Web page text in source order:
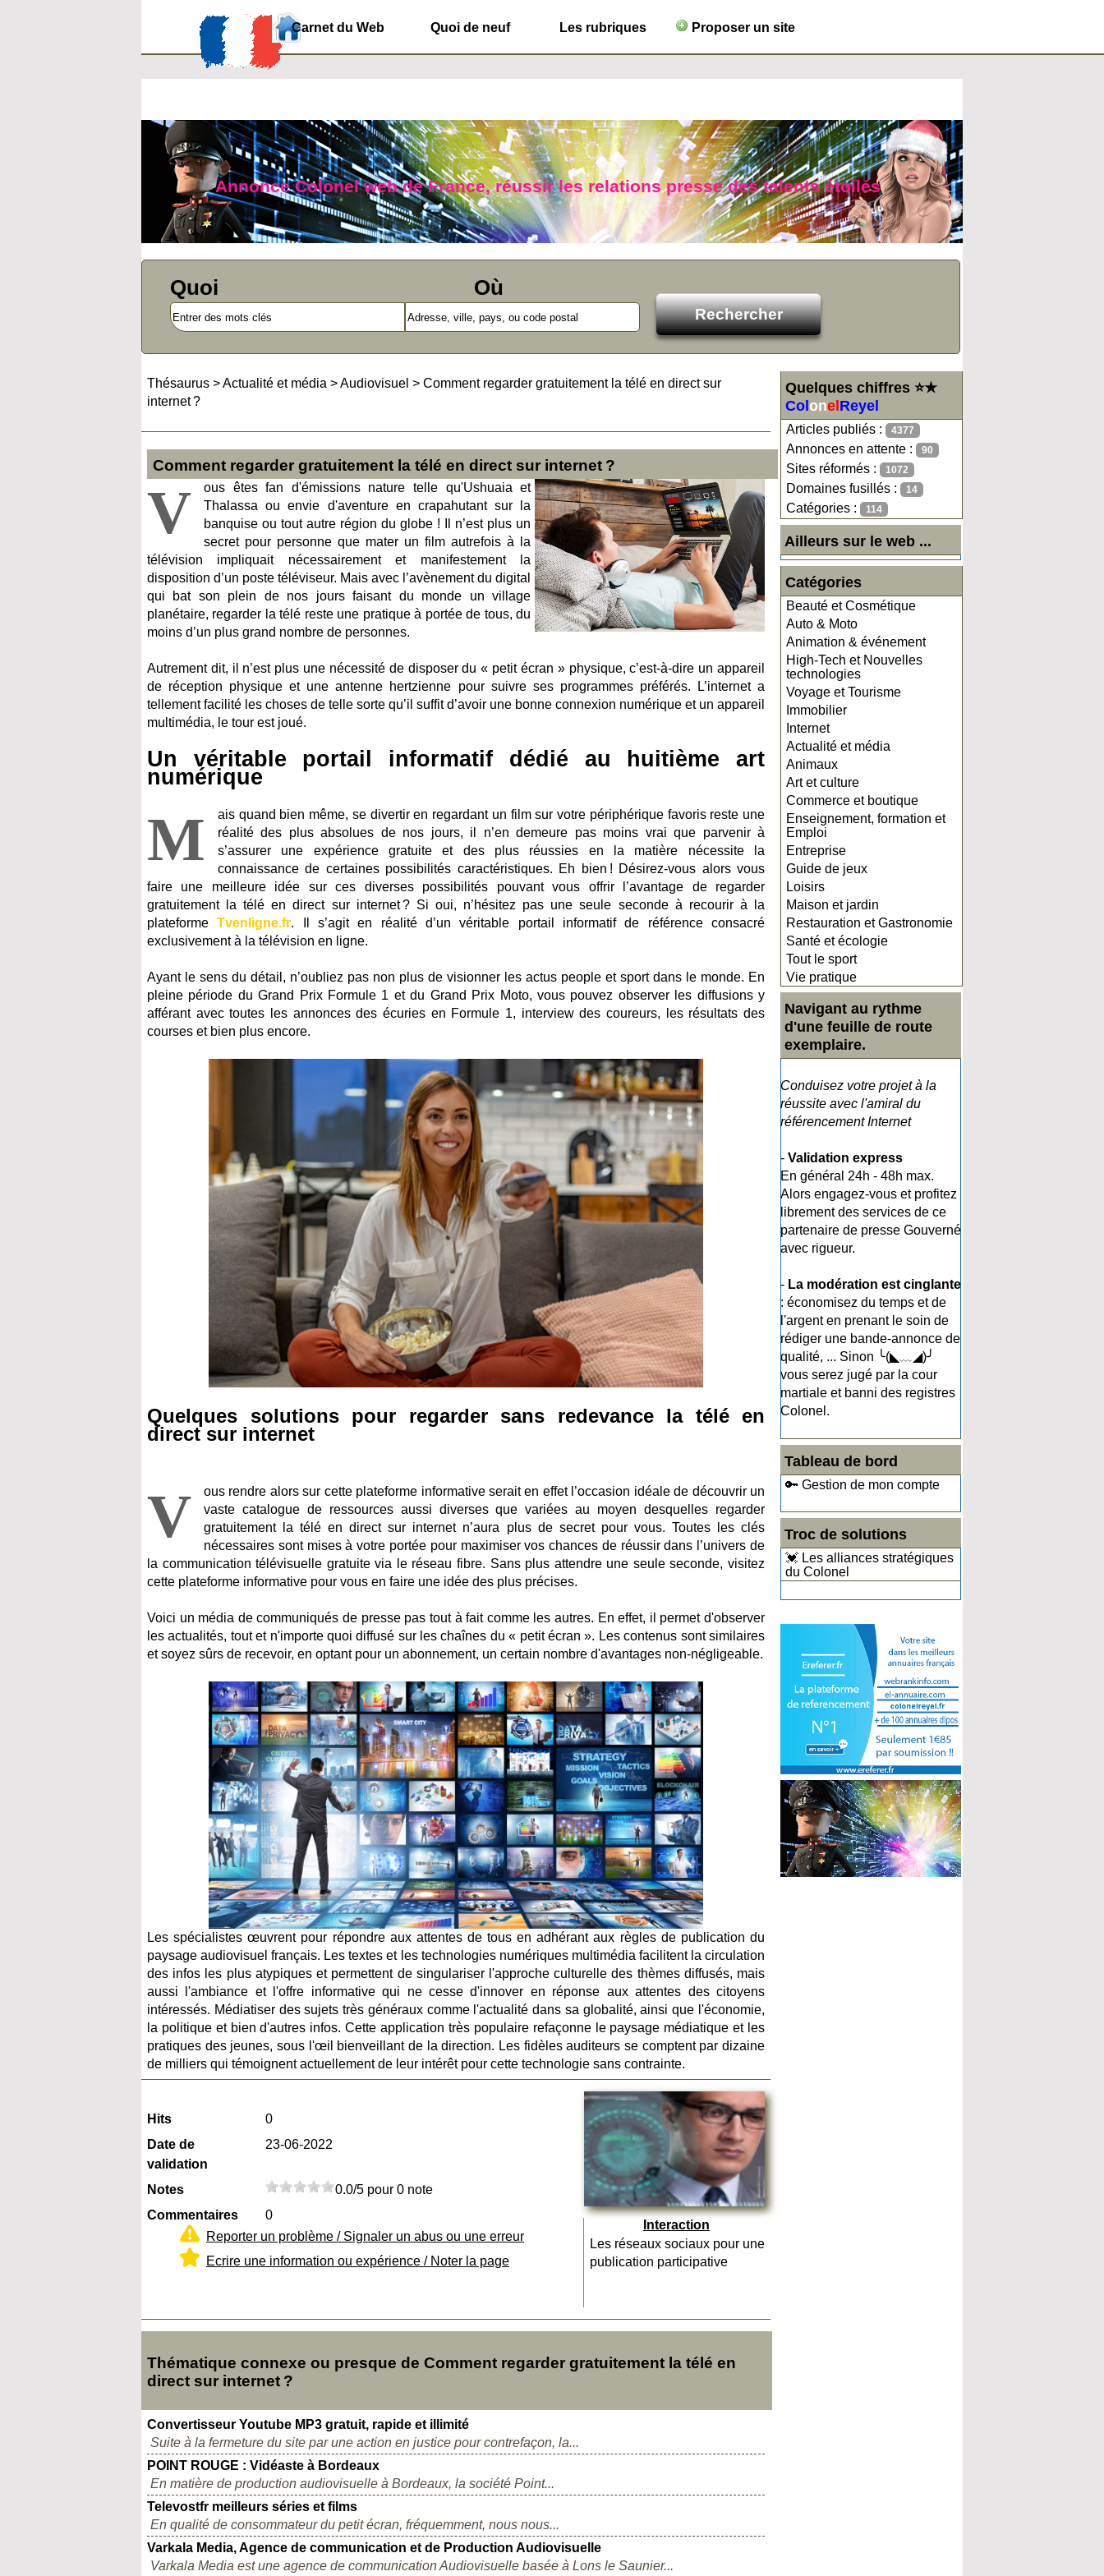
Carnet du Web Quoi de neuf Les rubriques Proposer un site
Annonce Colonel web de France, réussir les relations presse des talents étoilés
Quoi Où
Quelques chiffres ⭐★
Col onel Reyel
Articles publiés : 4377
Annonces en attente : 90
Sites réformés : 1072
Domaines fusillés : 14
Catégories : 114
Ailleurs sur le web ...
Catégories
Beauté et Cosmétique
Auto & Moto
Animation & événement
High-Tech et Nouvelles
technologies
Voyage et Tourisme
Immobilier
Internet
Actualité et média
Animaux
Art et culture
Commerce et boutique
Enseignement, formation et
Emploi
Entreprise
Guide de jeux
Loisirs
Maison et jardin
Restauration et Gastronomie
Santé et écologie
Tout le sport
Vie pratique
Navigant au rythme
d'une feuille de route
exemplaire.
Conduisez votre projet à la
réussite avec l'amiral du
référencement Internet
- Validation express
En général 24h - 48h max.
Alors engagez-vous et profitez
librement des services de ce
partenaire de presse Gouverné
avec rigueur.
- La modération est cinglante
: économisez du temps et de
l'argent en prenant le soin de
rédiger une bande-annonce de
qualité, ... Sinon ╰(◣﹏◢)╯
vous serez jugé par la cour
martiale et banni des registres
Colonel.
Tableau de bord
🔑 Gestion de mon compte
Troc de solutions
💓 Les alliances stratégiques
du Colonel
Thésaurus >Actualité et média >Audiovisuel > Comment regarder gratuitement la télé en direct sur
internet ?
Comment regarder gratuitement la télé en direct sur internet ?
V
ous êtes fan d'émissions nature telle qu'Ushuaia et
Thalassa ou envie d'aventure en crapahutant sur la
banquise ou tout autre région du globe ! Il n’est plus un
secret pour personne que mater un film autrefois à la
télévision impliquait nécessairement et manifestement la
disposition d’un poste téléviseur. Mais avec l’avènement du digital
qui bat son plein de nos jours faisant du monde un village
planétaire, regarder la télé reste une pratique à portée de tous, du
moins d’un plus grand nombre de personnes.
Autrement dit, il n’est plus une nécessité de disposer du « petit écran » physique, c’est-à-dire un appareil
de réception physique et une antenne hertzienne pour suivre ses programmes préférés. L’internet a
tellement facilité les choses de telle sorte qu’il suffit d’avoir une bonne connexion numérique et un appareil
multimédia, le tour est joué.
Un véritable portail informatif dédié au huitième art
numérique
M
ais quand bien même, se divertir en regardant un film sur votre périphérique favoris reste une
réalité des plus absolues de nos jours, il n’en demeure pas moins vrai que parvenir à
s’assurer une expérience gratuite et des plus réussies en la matière nécessite la
connaissance de certaines possibilités caractéristiques. Eh bien ! Désirez-vous alors vous
faire une meilleure idée sur ces diverses possibilités pouvant vous offrir l’avantage de regarder
gratuitement la télé en direct sur internet ? Si oui, n’hésitez pas une seule seconde à recourir à la
plateformeTvenligne.fr. Il s’agit en réalité d’un véritable portail informatif de référence consacré
exclusivement à la télévision en ligne.
Ayant le sens du détail, n’oubliez pas non plus de visionner les actus people et sport dans le monde. En
pleine période du Grand Prix Formule 1 et du Grand Prix Moto, vous pouvez observer les diffusions y
afférant avec toutes les annonces des écuries en Formule 1, interview des coureurs, les résultats des
courses et bien plus encore.
Quelques solutions pour regarder sans redevance la télé en
direct sur internet
V
ous rendre alors sur cette plateforme informative serait en effet l’occasion idéale de découvrir un
vaste catalogue de ressources aussi diverses que variées au moyen desquelles regarder
gratuitement la télé en direct sur internet n’aura plus de secret pour vous. Toutes les clés
nécessaires sont mises à votre portée pour maximiser vos chances de réussir dans l’univers de
la communication télévisuelle gratuite via le réseau fibre. Sans plus attendre une seule seconde, visitez
cette plateforme informative pour vous en faire une idée des plus précises.
Voici un média de communiqués de presse pas tout à fait comme les autres. En effet, il permet d'observer
les actualités, tout et n'importe quoi diffusé sur les chaînes du « petit écran ». Les contenus sont similaires
et soyez sûrs de recevoir, en optant pour un abonnement, un certain nombre d'avantages non-négligeable.
Les spécialistes œuvrent pour répondre aux attentes de tous en adhérant aux règles de publication du
paysage audiovisuel français. Les textes et les technologies numériques multimédia facilitent la circulation
des infos les plus atypiques et permettent de singulariser l'approche culturelle des thèmes diffusés, mais
aussi l'ambiance et l'offre informative qui ne cesse d'innover en réponse aux attentes des citoyens
intéressés. Médiatiser des sujets très généraux comme l'actualité dans sa globalité, ainsi que l'économie,
la politique et bien d'autres infos. Cette application très populaire refaçonne le paysage médiatique et les
pratiques des jeunes, sous l'œil bienveillant de la direction. Les fidèles auditeurs se comptent par dizaine
de milliers qui témoignent actuellement de leur intérêt pour cette technologie sans contrainte.
Hits
0
Date de
validation
23-06-2022
Notes
0.0/5 pour 0 note
Commentaires
0
Reporter un problème / Signaler un abus ou une erreur
Ecrire une information ou expérience / Noter la page
Interaction
Les réseaux sociaux pour une
publication participative
Thématique connexe ou presque de Comment regarder gratuitement la télé en
direct sur internet ?
Convertisseur Youtube MP3 gratuit, rapide et illimité
Suite à la fermeture du site par une action en justice pour contrefaçon, la...
POINT ROUGE : Vidéaste à Bordeaux
En matière de production audiovisuelle à Bordeaux, la société Point...
Televostfr meilleurs séries et films
En qualité de consommateur du petit écran, fréquemment, nous nous...
Varkala Media, Agence de communication et de Production Audiovisuelle
Varkala Media est une agence de communication Audiovisuelle basée à Lons le Saunier...